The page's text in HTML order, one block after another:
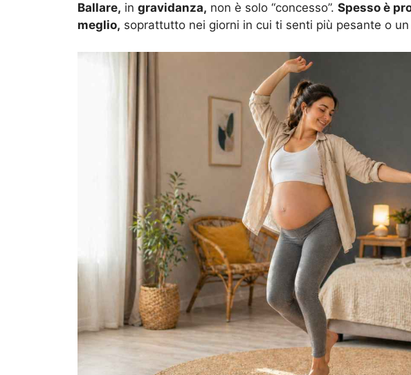
Ballare, in gravidanza, non è solo “concesso”. Spesso è
meglio, soprattutto nei giorni in cui ti senti più pesante o un